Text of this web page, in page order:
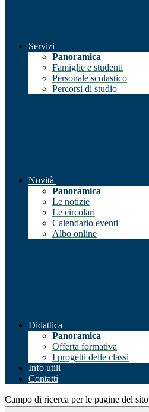
Servizi
Panoramica
Famiglie e studenti
Personale scolastico
Percorsi di studio
Novità
Panoramica
Le notizie
Le circolari
Calendario eventi
Albo online
Didattica
Panoramica
Offerta formativa
I progetti delle classi
Info utili
Contatti
Campo di ricerca per le pagine del sito